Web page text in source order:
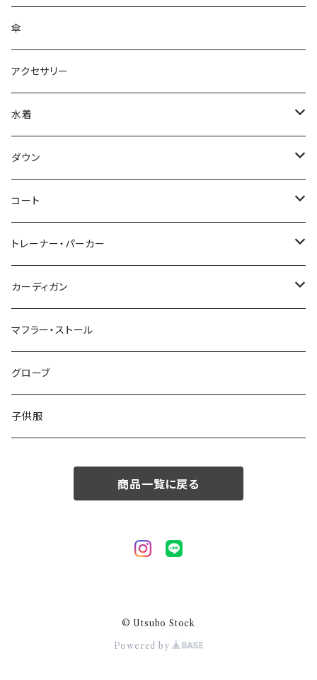
傘
アクセサリー
水着
～44/S
46/M
48/L
50/XL～
ダウン
～44/S
46/M
48/L
50/XL～
コート
～44/S
46/M
48/L
50/XL～
トレーナー・パーカー
～44/S
46/M
48/L
50/XL～
カーディガン
～44/S
46/M
48/L
マフラー・ストール
グローブ
子供服
商品一覧に戻る
© Utsubo Stock
Powered by